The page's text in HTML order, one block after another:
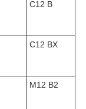
C12 B
C12 BX
M12 B2